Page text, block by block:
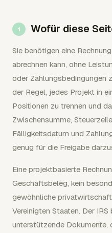
Wofür diese
Sie benötigen eine
abrechnen kann, ohne
oder Zahlungsbedingungen
der Regel, jedes Projekt in
Positionen zu trennen und
Zwischensumme,
Fälligkeitsdatum und
genug für die Freigabe
Eine projektbasierte
Geschäftsbeleg, kein
gewöhnliche
Vereinigten Staaten. Der
unterstützende Dokumente,